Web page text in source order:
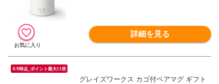
詳細を見る
8/8時点_ポイント最大11倍
グレイズワークス カゴ付ペアマグ ギフト